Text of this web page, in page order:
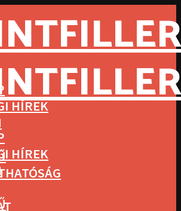
HÍREK
HÍREK